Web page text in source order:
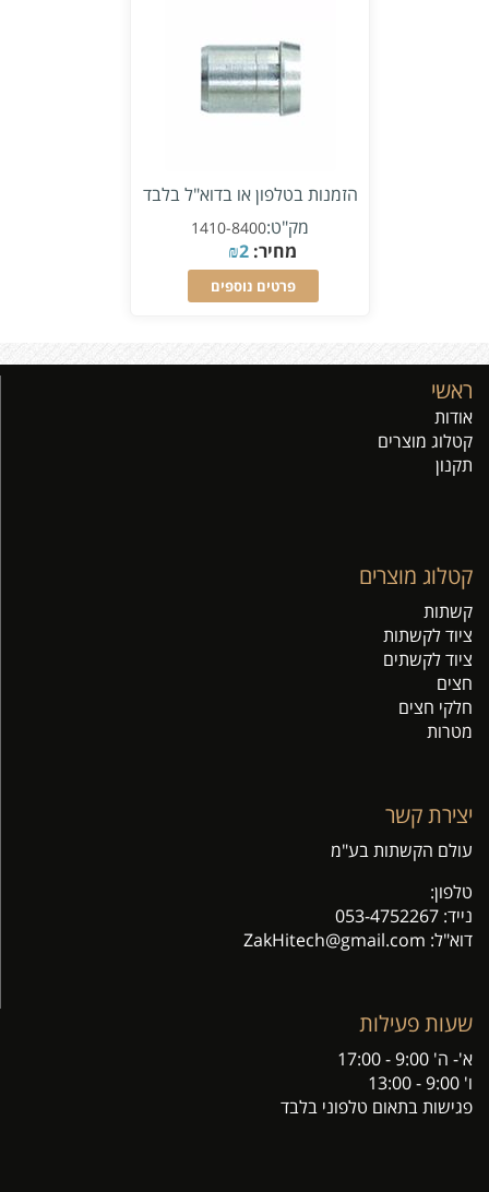
הזמנות בטלפון או בדוא"ל בלבד
מק"ט:1410-8400
מחיר: ₪2
פרטים נוספים
ראשי
אודות
קטלוג מוצרים
תקנון
קטלוג מוצרים
קשתות
ציוד לקשתות
ציוד לקשתים
חצים
חלקי חצים
מטרות
יצירת קשר
עולם הקשתות בע"מ
טלפון:
נייד: 053-4752267
דוא"ל: Z akHitech@gmail.com
שעות פעילות
א'- ה' 9:00 - 17:00
ו' 9:00 - 13:00
פגישות בתאום טלפוני בלבד